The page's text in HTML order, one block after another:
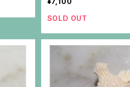
SOLD OUT